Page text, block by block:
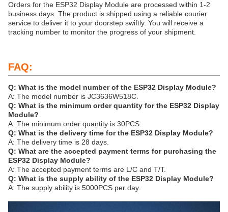
Orders for the ESP32 Display Module are processed within 1-2
business days. The product is shipped using a reliable courier
service to deliver it to your doorstep swiftly. You will receive a
tracking number to monitor the progress of your shipment.
FAQ:
Q: What is the model number of the ESP32 Display Module?
A: The model number is JC3636W518C.
Q: What is the minimum order quantity for the ESP32 Display
Module?
A: The minimum order quantity is 30PCS.
Q: What is the delivery time for the ESP32 Display Module?
A: The delivery time is 28 days.
Q: What are the accepted payment terms for purchasing the
ESP32 Display Module?
A: The accepted payment terms are L/C and T/T.
Q: What is the supply ability of the ESP32 Display Module?
A: The supply ability is 5000PCS per day.